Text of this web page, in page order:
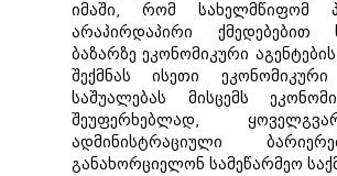
იმაში, რომ სახელმწიფომ
არაპირდაპირი ქმედებებით
ბაზარზე ეკონომიკური
შექმნას ისეთი
საშუალებას მისცემს
შეუფერხებლად,
ადმინისტრაციული
განახორციელონ სამეწარმეო